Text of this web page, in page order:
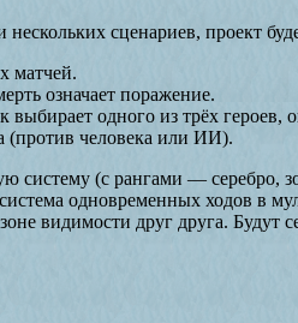
сценариев, проект
матчей.
означает поражение.
одного из трёх героев,
(против человека или ИИ).
систему (с рангами — серебро,
одновременных ходов в
видимости друг друга.